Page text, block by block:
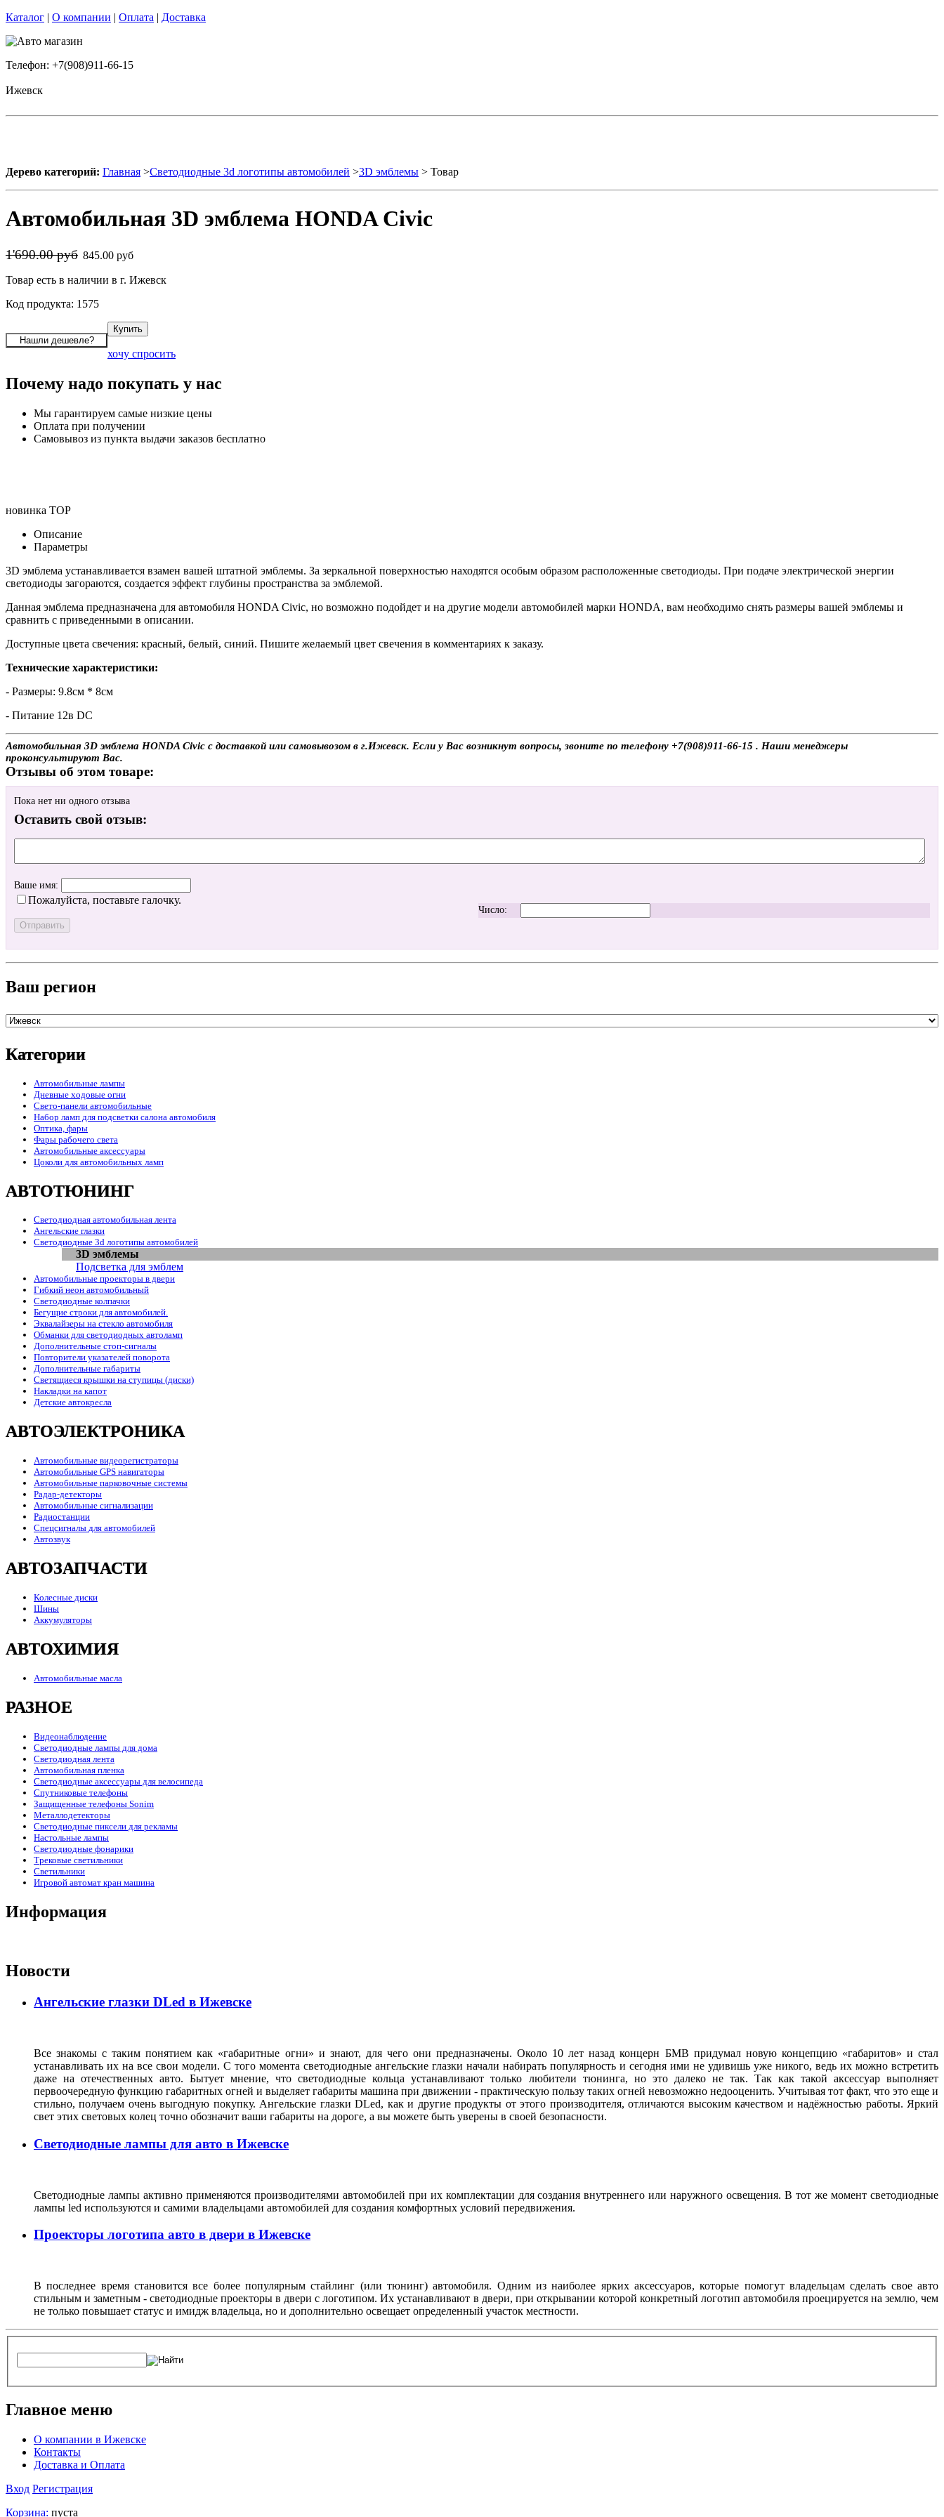
Каталог | О компании | Оплата | Доставка
Телефон: +7(908)911-66-15
Ижевск
Дерево категорий: Главная >Светодиодные 3d логотипы автомобилей >3D эмблемы > Товар
Автомобильная 3D эмблема HONDA Civic
1'690.00 руб 845.00 руб
Товар есть в наличии в г. Ижевск
Код продукта: 1575
хочу спросить
Почему надо покупать у нас
Мы гарантируем самые низкие цены
Оплата при получении
Самовывоз из пункта выдачи заказов бесплатно
новинка TOP
Описание
Параметры
3D эмблема устанавливается взамен вашей штатной эмблемы. За зеркальной поверхностью находятся особым образом расположенные светодиоды. При подаче электрической энергии
светодиоды загораются, создается эффект глубины пространства за эмблемой.
Данная эмблема предназначена для автомобиля HONDA Civic, но возможно подойдет и на другие модели автомобилей марки HONDA, вам необходимо снять размеры вашей эмблемы и
сравнить с приведенными в описании.
Доступные цвета свечения: красный, белый, синий. Пишите желаемый цвет свечения в комментариях к заказу.
Технические характеристики:
- Размеры: 9.8см * 8см
- Питание 12в DC
Автомобильная 3D эмблема HONDA Civic с доставкой или самовывозом в г.Ижевск. Если у Вас возникнут вопросы, звоните по телефону +7(908)911-66-15 . Наши менеджеры
проконсультируют Вас.
Отзывы об этом товаре:
Пока нет ни одного отзыва
Оставить свой отзыв:
Ваше имя:
Пожалуйста, поставьте галочку.
Число:
Ваш регион
Категории
Автомобильные лампы
Дневные ходовые огни
Свето-панели автомобильные
Набор ламп для подсветки салона автомобиля
Оптика, фары
Фары рабочего света
Автомобильные аксессуары
Цоколи для автомобильных ламп
АВТОТЮНИНГ
Светодиодная автомобильная лента
Ангельские глазки
Светодиодные 3d логотипы автомобилей
3D эмблемы
Подсветка для эмблем
Автомобильные проекторы в двери
Гибкий неон автомобильный
Светодиодные колпачки
Бегущие строки для автомобилей.
Эквалайзеры на стекло автомобиля
Обманки для светодиодных автоламп
Дополнительные стоп-сигналы
Повторители указателей поворота
Дополнительные габариты
Светящиеся крышки на ступицы (диски)
Накладки на капот
Детские автокресла
АВТОЭЛЕКТРОНИКА
Автомобильные видеорегистраторы
Автомобильные GPS навигаторы
Автомобильные парковочные системы
Радар-детекторы
Автомобильные сигнализации
Радиостанции
Спецсигналы для автомобилей
Автозвук
АВТОЗАПЧАСТИ
Колесные диски
Шины
Аккумуляторы
АВТОХИМИЯ
Автомобильные масла
РАЗНОЕ
Видеонаблюдение
Светодиодные лампы для дома
Светодиодная лента
Автомобильная пленка
Светодиодные аксессуары для велосипеда
Спутниковые телефоны
Защищенные телефоны Sonim
Металлодетекторы
Светодиодные пиксели для рекламы
Настольные лампы
Светодиодные фонарики
Трековые светильники
Светильники
Игровой автомат кран машина
Информация
Новости
Ангельские глазки DLed в Ижевске
Все знакомы с таким понятием как «габаритные огни» и знают, для чего они предназначены. Около 10 лет назад концерн БМВ придумал новую концепцию «габаритов» и стал
устанавливать их на все свои модели. С того момента светодиодные ангельские глазки начали набирать популярность и сегодня ими не удивишь уже никого, ведь их можно встретить
даже на отечественных авто. Бытует мнение, что светодиодные кольца устанавливают только любители тюнинга, но это далеко не так. Так как такой аксессуар выполняет
первоочередную функцию габаритных огней и выделяет габариты машина при движении - практическую пользу таких огней невозможно недооценить. Учитывая тот факт, что это еще и
стильно, получаем очень выгодную покупку. Ангельские глазки DLed, как и другие продукты от этого производителя, отличаются высоким качеством и надёжностью работы. Яркий
свет этих световых колец точно обозначит ваши габариты на дороге, а вы можете быть уверены в своей безопасности.
Светодиодные лампы для авто в Ижевске
Светодиодные лампы активно применяются производителями автомобилей при их комплектации для создания внутреннего или наружного освещения. В тот же момент светодиодные
лампы led используются и самими владельцами автомобилей для создания комфортных условий передвижения.
Проекторы логотипа авто в двери в Ижевске
В последнее время становится все более популярным стайлинг (или тюнинг) автомобиля. Одним из наиболее ярких аксессуаров, которые помогут владельцам сделать свое авто
стильным и заметным - светодиодные проекторы в двери с логотипом. Их устанавливают в двери, при открывании которой конкретный логотип автомобиля проецируется на землю, чем
не только повышает статус и имидж владельца, но и дополнительно освещает определенный участок местности.
Главное меню
О компании в Ижевске
Контакты
Доставка и Оплата
Вход Регистрация
Корзина: пуста